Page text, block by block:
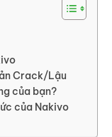
Crack/Lậu
của bạn?
của Nakivo